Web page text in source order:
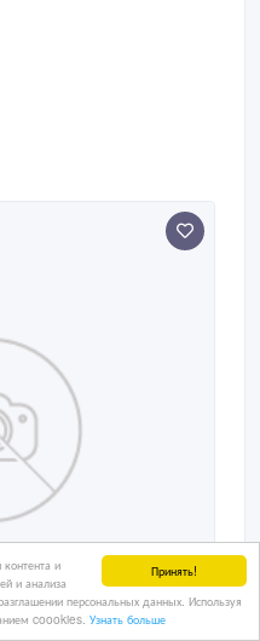
Принять!
и
и анализа
персональных данных. Используя
coookies. Узнать больше